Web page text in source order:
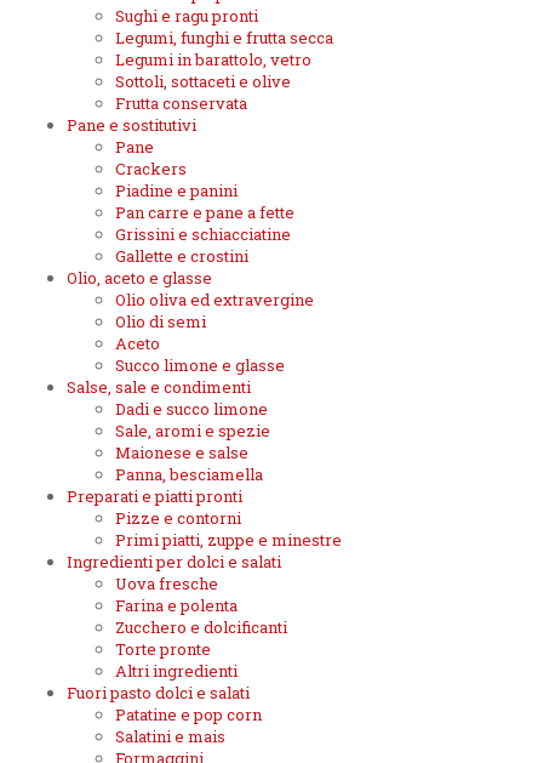
Sughi e ragu pronti
Legumi, funghi e frutta secca
Legumi in barattolo, vetro
Sottoli, sottaceti e olive
Frutta conservata
Pane e sostitutivi
Pane
Crackers
Piadine e panini
Pan carre e pane a fette
Grissini e schiacciatine
Gallette e crostini
Olio, aceto e glasse
Olio oliva ed extravergine
Olio di semi
Aceto
Succo limone e glasse
Salse, sale e condimenti
Dadi e succo limone
Sale, aromi e spezie
Maionese e salse
Panna, besciamella
Preparati e piatti pronti
Pizze e contorni
Primi piatti, zuppe e minestre
Ingredienti per dolci e salati
Uova fresche
Farina e polenta
Zucchero e dolcificanti
Torte pronte
Altri ingredienti
Fuori pasto dolci e salati
Patatine e pop corn
Salatini e mais
Formaggini